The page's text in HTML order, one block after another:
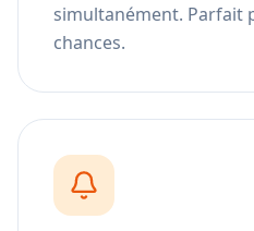
simultanément. Parfait
chances.